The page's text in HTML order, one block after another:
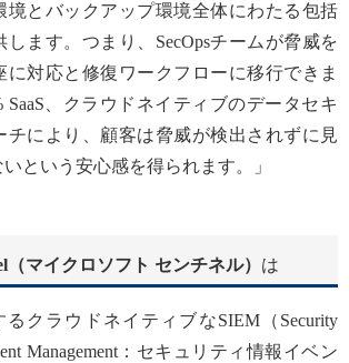
境とバックアップ環境全体にわたる包括
ます。つまり、SecOpsチームが脅威を
に対応と修復ワークフローに移行できま
SaaS、クラウドネイティブのデータセキ
チにより、顧客は脅威が検出されずに見
という安心感を得られます。」
（マイクロソフト センチネル） は
るクラウドネイティブなSIEM（Security
Management：セキュリティ情報イベン